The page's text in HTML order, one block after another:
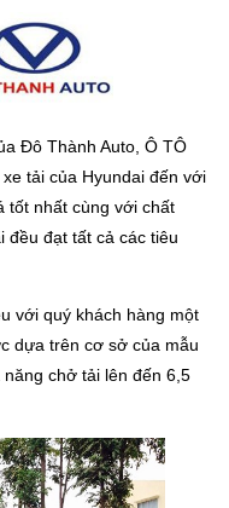
Đô Thành Auto, Ô TÔ
tải của Hyundai đến với
tốt nhất cùng với chất
đều đạt tất cả các tiêu
với quý khách hàng một
dựa trên cơ sở của mẫu
chở tải lên đến 6,5